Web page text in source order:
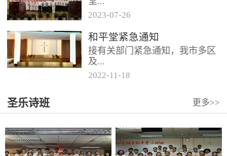
联合诗班在叶海莲牧师的带领
下，先后到访基督教和平堂、深
圳堂。 上午和平堂教...
2023-07-26
和平堂紧急通知
接有关部门紧急通知，我市多区
及...
况比较复杂。基督教和平堂自11
月19日起，执行实施“双暂停”
2022-11 -18
圣乐诗班 更多>>